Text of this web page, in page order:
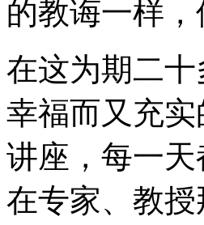
的教诲一样
在这为期二
幸福而又充
讲座，每一
在专家、教